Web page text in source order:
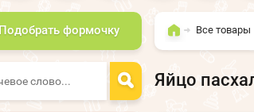
Подобрать формочку Все товары
Яйцо